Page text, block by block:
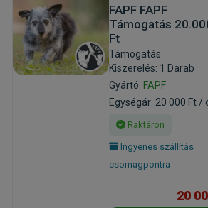
FAPF FAPF
Támogatás
Ft
Támogatás
Kiszerelés: 1 Darab
Gyártó: FAPF
Egységár: 20 000 Ft /
Raktáron
Ingyenes szállítás
csomagpontra
20